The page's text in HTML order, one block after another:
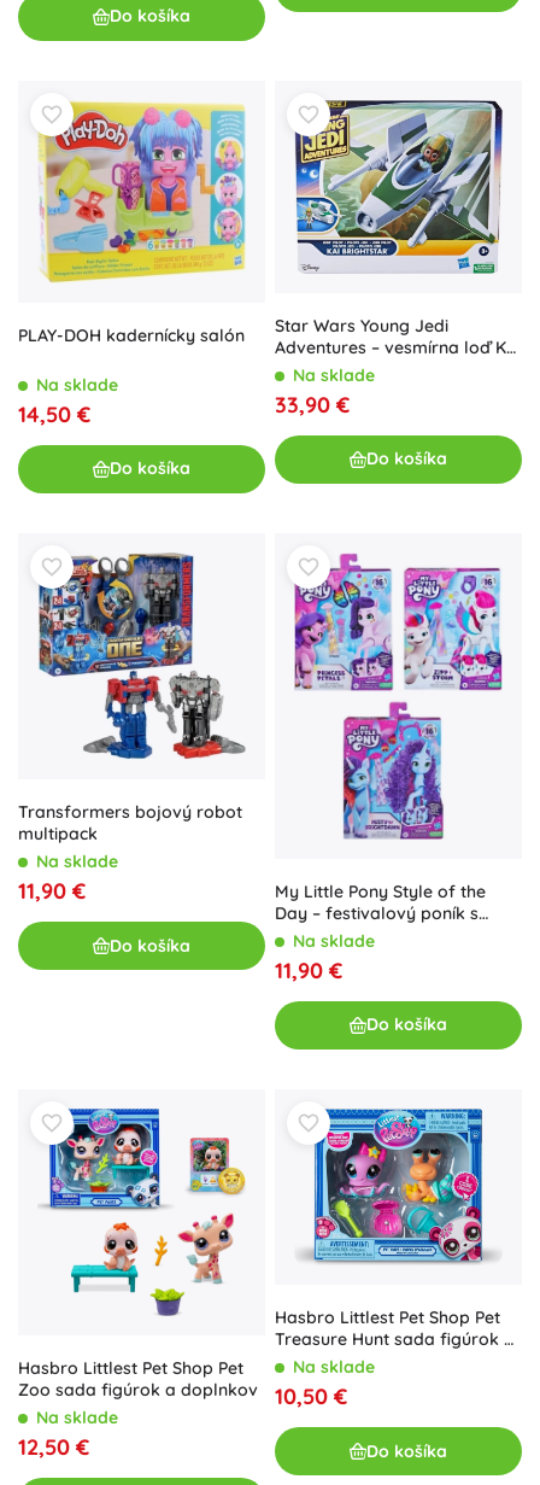
Do košíka
PLAY-DOH kadernícky salón
Na sklade
14,50 €
Do košíka
Star Wars Young Jedi
Adventures – vesmírna loď Kai
Brightstar s figúrkou
Na sklade
33,90 €
Do košíka
Transformers bojový robot
multipack
Na sklade
11,90 €
Do košíka
My Little Pony Style of the
Day – festivalový poník s
meniacimi sa farbami
Na sklade
11,90 €
Do košíka
Hasbro Littlest Pet Shop Pet
Zoo sada figúrok a doplnkov
Na sklade
12,50 €
Hasbro Littlest Pet Shop Pet
Treasure Hunt sada figúrok a
doplnkov
Na sklade
10,50 €
Do košíka